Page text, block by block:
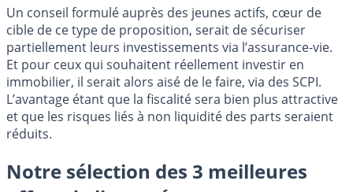
Un conseil formulé auprès des jeunes actifs, cœur de
cible de ce type de proposition, serait de sécuriser
partiellement leurs investissements via l’assurance-vie.
Et pour ceux qui souhaitent réellement investir en
immobilier, il serait alors aisé de le faire, via des SCPI.
L’avantage étant que la fiscalité sera bien plus attractive
et que les risques liés à non liquidité des parts seraient
réduits.
Notre sélection des 3 meilleures